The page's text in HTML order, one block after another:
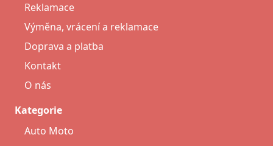
Reklamace
Výměna, vrácení a reklamace
Doprava a platba
Kontakt
O nás
Kategorie
Auto Moto